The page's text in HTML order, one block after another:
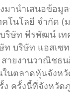
มานำเสนอข้อมู
โนโลยี จำกัด (
ริษัท พีรพัฒน์ เ
ท บริษัท แอสเ
สายงานวาณิช
นตลาดหุ้นจังห
ครั้งนี้ที่จังหวัด